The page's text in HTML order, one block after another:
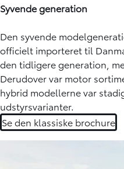
Syvende generation
Den syvende
officielt importeret til
den tidligere generation,
Derudover var motor
hybrid modellerne var
udstyrsvarianter.
Se den klassiske brochure